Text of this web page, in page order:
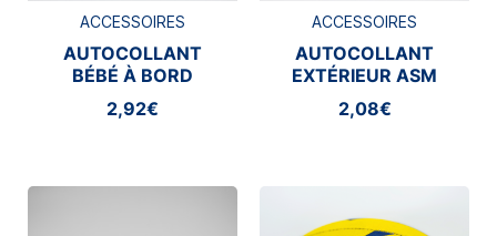
ACCESSOIRES
AUTOCOLLANT
BÉBÉ À BORD
2,92€
ACCESSOIRES
AUTOCOLLANT
EXTÉRIEUR ASM
CLERMONT
2,08€